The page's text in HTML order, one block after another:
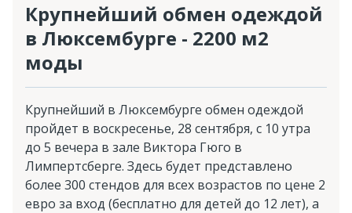
Крупнейший обмен одеждой
в Люксембурге - 2200 м2
моды
Крупнейший в Люксембурге обмен одеждой
пройдет в воскресенье, 28 сентября, с 10 утра
до 5 вечера в зале Виктора Гюго в
Лимпертсберге. Здесь будет представлено
более 300 стендов для всех возрастов по цене 2
евро за вход (бесплатно для детей до 12 лет), а